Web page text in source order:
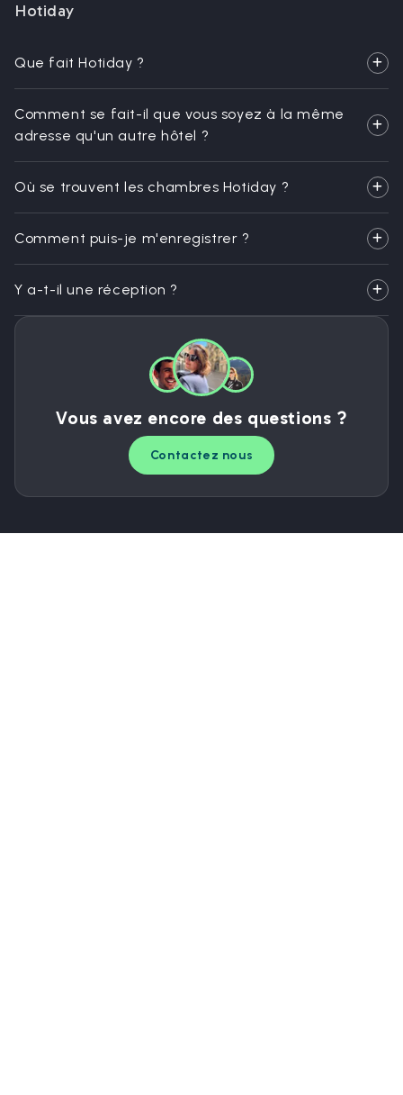
Hotiday
Que fait Hotiday ?
Comment se fait-il que vous soyez à la même
adresse qu'un autre hôtel ?
Où se trouvent les chambres Hotiday ?
Comment puis-je m'enregistrer ?
Y a-t-il une réception ?
Vous avez encore des questions ?
Contactez nous